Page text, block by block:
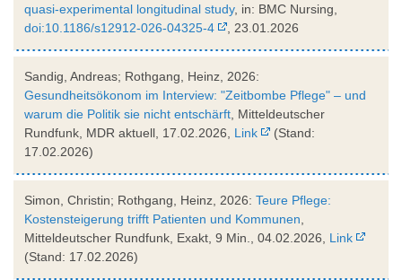
quasi-experimental longitudinal study, in: BMC Nursing,
doi:10.1186/s12912-026-04325-4
, 23.01.2026
Sandig, Andreas; Rothgang, Heinz, 2026:
Gesundheitsökonom im Interview: "Zeitbombe Pflege" – und
warum die Politik sie nicht entschärft , Mitteldeutscher
Rundfunk, MDR aktuell, 17.02.2026, Link
(Stand:
17.02.2026)
Simon, Christin; Rothgang, Heinz, 2026: Teure Pflege:
Kostensteigerung trifft Patienten und Kommunen
Mitteldeutscher Rundfunk, Exakt, 9 Min., 04.02.2026, Link
(Stand: 17.02.2026)